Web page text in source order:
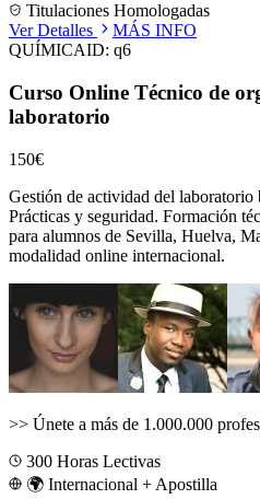
Titulaciones Homologadas
Ver Detalles
MÁS INFO
QUÍMICAID: q6
Curso Online Técnico de
laboratorio
150€
Gestión de actividad del laboratorio
Prácticas y seguridad. Formación
para alumnos de Sevilla, Huelva,
modalidad online internacional.
>> Únete a más de 1.000.000
300 Horas Lectivas
🌍 Internacional + Apostilla